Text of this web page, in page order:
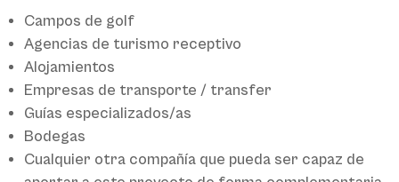
Campos de golf
Agencias de turismo receptivo
Alojamientos
Empresas de transporte / transfer
Guías especializados/as
Bodegas
Cualquier otra compañía que pueda ser capaz de